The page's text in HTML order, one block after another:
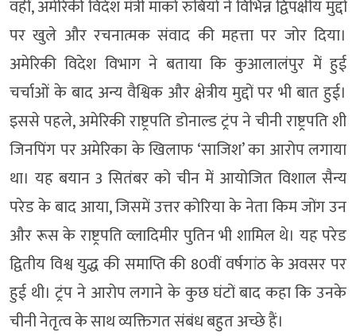
वहीं, अमेरिकी विदेश मंत्री मार्को रुबियो ने विभिन्न द्विपक्षीय मुद्दों
पर खुले और रचनात्मक संवाद की महत्ता पर जोर दिया।
अमेरिकी विदेश विभाग ने बताया कि कुआलालंपुर में हुई
चर्चाओं के बाद अन्य वैश्विक और क्षेत्रीय मुद्दों पर भी बात हुई।
इससे पहले, अमेरिकी राष्ट्रपति डोनाल्ड ट्रंप ने चीनी राष्ट्रपति शी
जिनपिंग पर अमेरिका के खिलाफ ‘साजिश’ का आरोप लगाया
था। यह बयान 3 सितंबर को चीन में आयोजित विशाल सैन्य
परेड के बाद आया, जिसमें उत्तर कोरिया के नेता किम जोंग उन
और रूस के राष्ट्रपति व्लादिमीर पुतिन भी शामिल थे। यह परेड
द्वितीय विश्व युद्ध की समाप्ति की 80वीं वर्षगांठ के अवसर पर
हुई थी। ट्रंप ने आरोप लगाने के कुछ घंटों बाद कहा कि उनके
चीनी नेतृत्व के साथ व्यक्तिगत संबंध बहुत अच्छे हैं।